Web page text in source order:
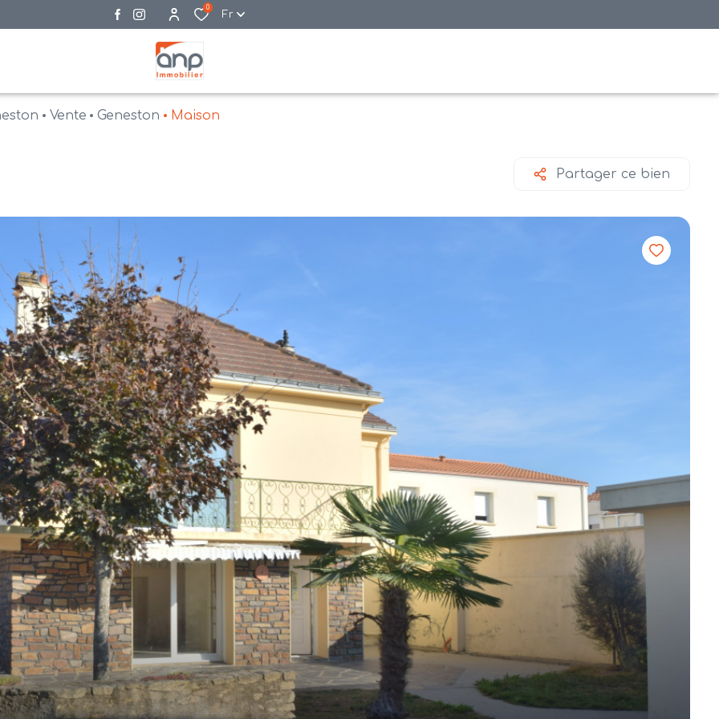
0
Fr
Vente Geneston Maison
Partager ce bien